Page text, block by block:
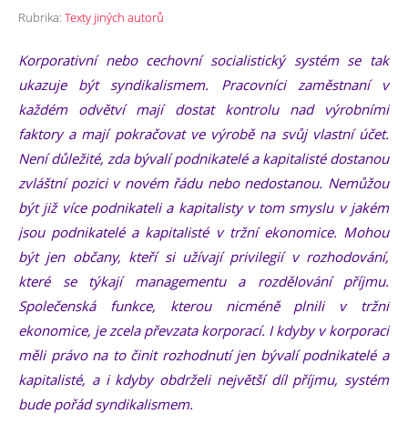
Rubrika: Texty jiných autorů
Korporativní nebo cechovní socialistický systém se tak
ukazuje být syndikalismem. Pracovníci zaměstnaní v
každém odvětví mají dostat kontrolu nad výrobními
faktory a mají pokračovat ve výrobě na svůj vlastní účet.
Není důležité, zda bývalí podnikatelé a kapitalisté dostanou
zvláštní pozici v novém řádu nebo nedostanou. Nemůžou
být již více podnikateli a kapitalisty v tom smyslu v jakém
jsou podnikatelé a kapitalisté v tržní ekonomice. Mohou
být jen občany, kteří si užívají privilegií v rozhodování,
které se týkají managementu a rozdělování příjmu.
Společenská funkce, kterou nicméně plnili v tržní
ekonomice, je zcela převzata korporací. I kdyby v korporaci
měli právo na to činit rozhodnutí jen bývalí podnikatelé a
kapitalisté, a i kdyby obdrželi největší díl příjmu, systém
bude pořád syndikalismem.